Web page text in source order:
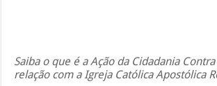
Saiba o que é a Ação da Cidadania
relação com a Igreja Católica Apostólica